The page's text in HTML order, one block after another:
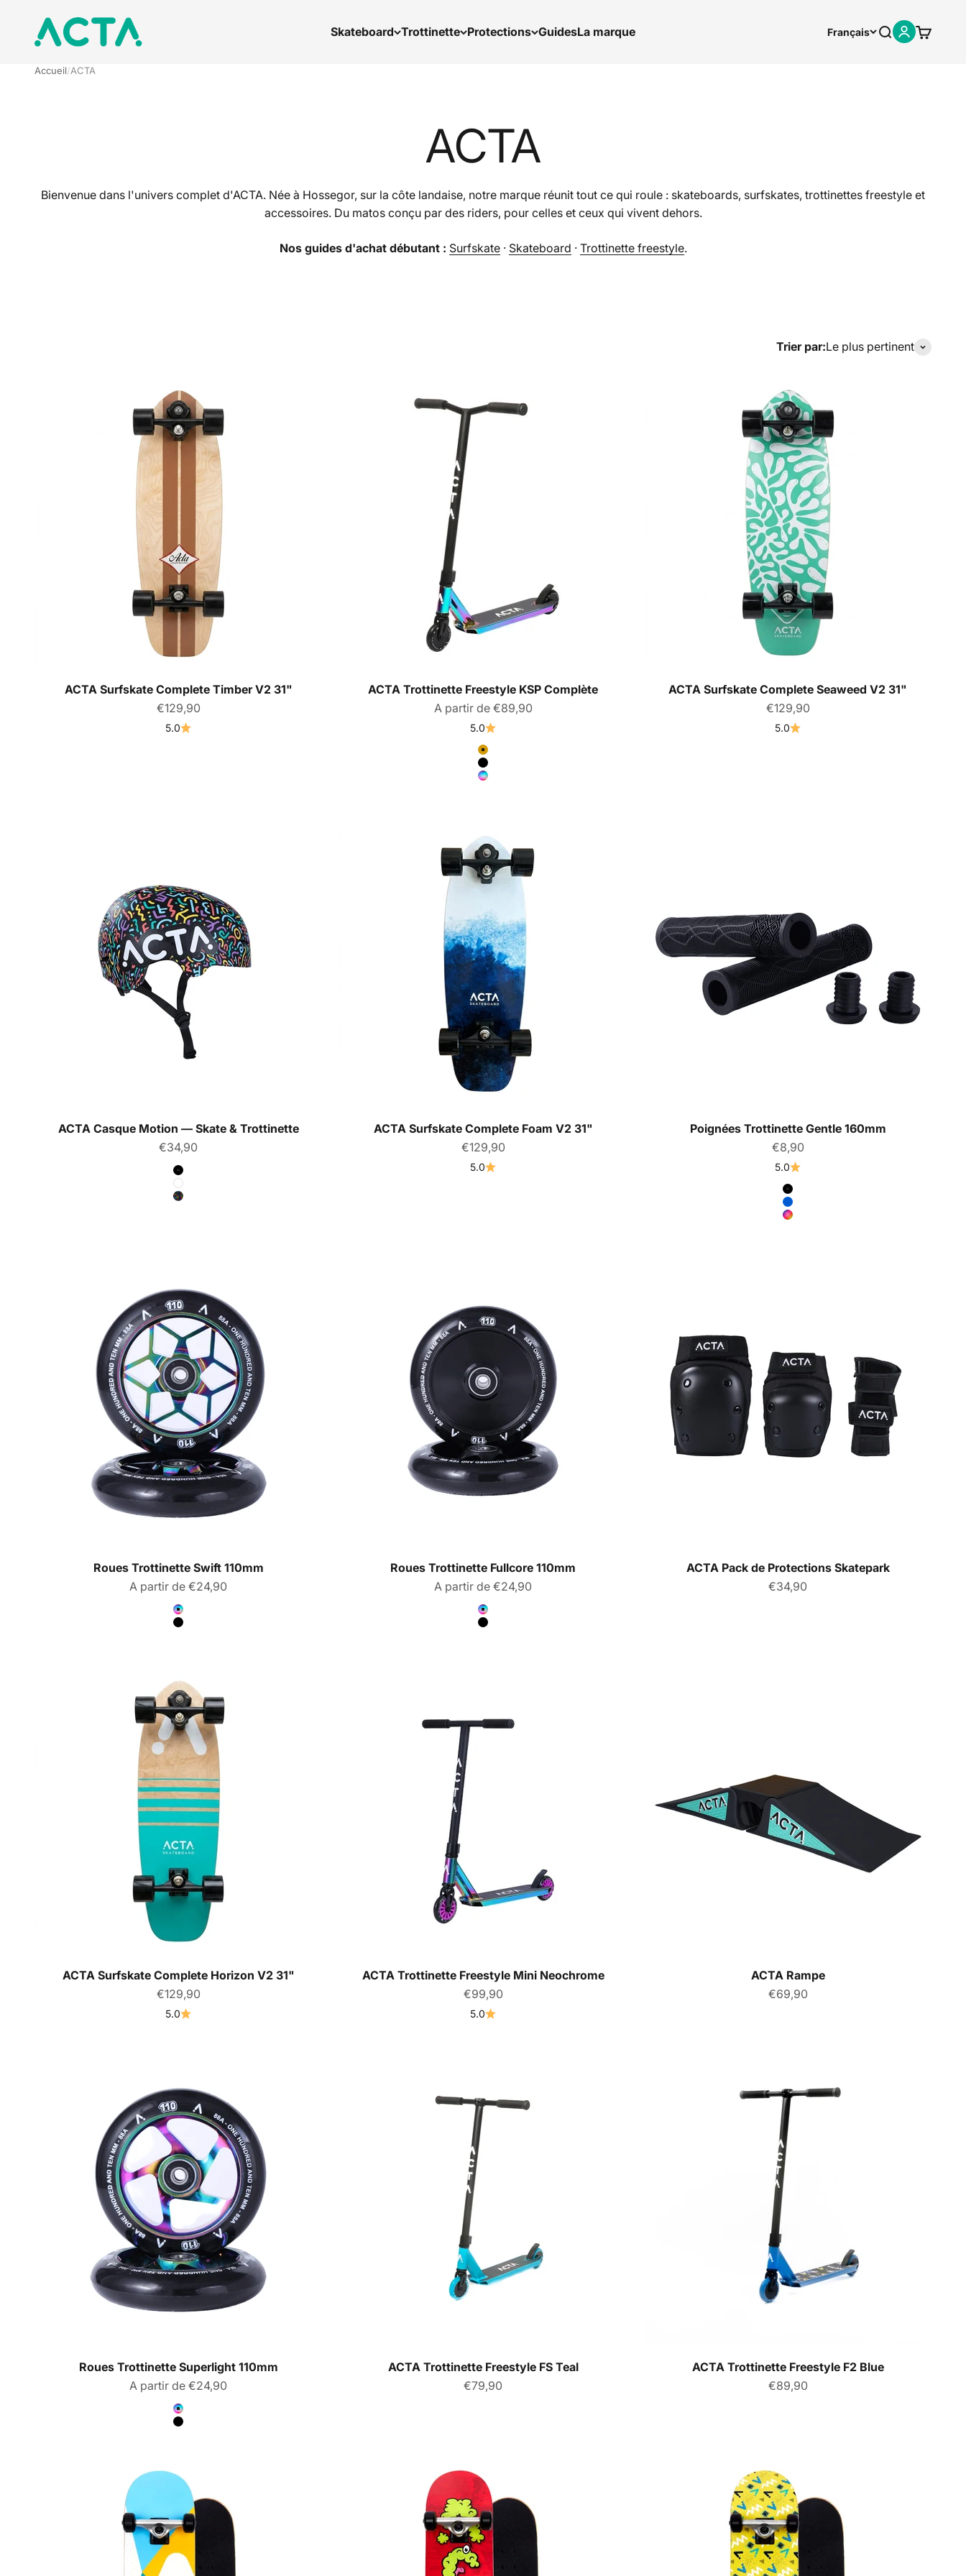
Skateboard Trottinette Protections GuidesLa marque
ACTA BOARDSPORTS Français Recherche
Connexion
Panier
Accueil ACTA
ACTA
Bienvenue dans l'univers complet d'ACTA. Née à Hossegor, sur la côte landaise, notre marque réunit tout ce qui roule : skateboards, surfskates, trottinettes freestyle et
accessoires. Du matos conçu par des riders, pour celles et ceux qui vivent dehors.
Nos guides d'achat débutant : Surfskate· Skateboard · Trottinette freestyle.
Trier par:Le plus pertinent
ACTA Surfskate Complete Timber V2 31"
Prix de vente
€129,90
5.0
ACTA Trottinette Freestyle KSP Complète
Prix de vente
A partir de €89,90
5.0
Couleur
Or
Noir
Neochrome
ACTA Surfskate Complete Seaweed V2 31"
Prix de vente
€129,90
5.0
ACTA Casque Motion — Skate & Trottinette
Prix de vente
€34,90
Couleur
Noir
Blanc
Pop
ACTA Surfskate Complete Foam V2 31"
Prix de vente
€129,90
5.0
Poignées Trottinette Gentle 160mm
Prix de vente
€8,90
5.0
Couleur
Noir
Bleu
Rainbow
Roues Trottinette Swift 110mm
Prix de vente
A partir de €24,90
Couleur
Neochrome
Noir
Roues Trottinette Fullcore 110mm
Prix de vente
A partir de €24,90
Couleur
Neochrome
Noir
ACTA Pack de Protections Skatepark
Prix de vente
€34,90
ACTA Surfskate Complete Horizon V2 31"
Prix de vente
€129,90
5.0
ACTA Trottinette Freestyle Mini Neochrome
Prix de vente
€99,90
5.0
ACTA Rampe
Prix de vente
€69,90
Roues Trottinette Superlight 110mm
Prix de vente
A partir de €24,90
Couleur
Neochrome
Noir
ACTA Trottinette Freestyle FS Teal
Prix de vente
€79,90
ACTA Trottinette Freestyle F2 Blue
Prix de vente
€89,90